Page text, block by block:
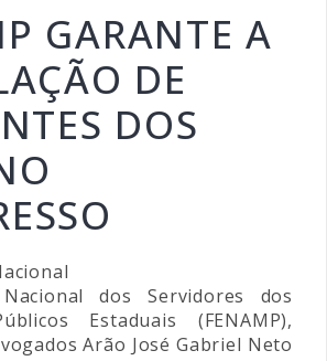
GARANTE A
DE
DOS
dos Servidores dos
Estaduais (FENAMP),
Arão José Gabriel Neto